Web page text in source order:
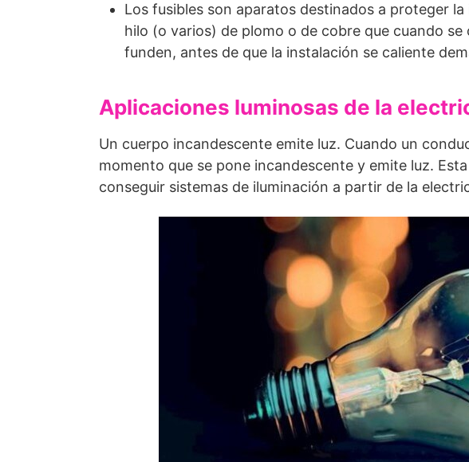
Los fusibles son aparatos destinados a proteger
hilo (o varios) de plomo o de cobre que cuando
funden, antes de que la instalación se caliente
Aplicaciones luminosas de la
Un cuerpo incandescente emite luz. Cuando un
momento que se pone incandescente y emite luz.
conseguir sistemas de iluminación a partir de la